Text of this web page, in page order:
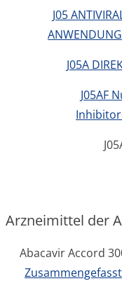
J05
ANWENDUNG
J05A
J05AF
Arzneimittel der
Abacavir Accord